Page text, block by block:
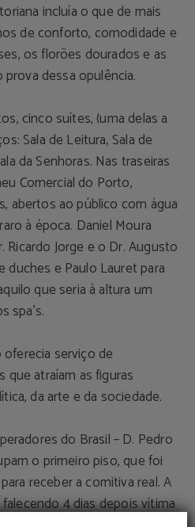
incluía o que de mais
de conforto, comodidade e
os florões dourados e as
dessa opulência.
cinco suítes, (uma delas a
Sala de Leitura, Sala de
da Senhoras. Nas traseiras
Comercial do Porto,
abertos ao público com água
à época. Daniel Moura
Ricardo Jorge e o Dr. Augusto
duches e Paulo Lauret para
que seria à altura um
spa’s.
serviço de
que atraíam as figuras
da arte e da sociedade.
do Brasil – D. Pedro
o primeiro piso, que foi
receber a comitiva real. A
4 dias depois vítima